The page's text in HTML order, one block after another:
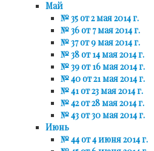
Май
№ 35 от 2 мая 2014 г.
№ 36 от 7 мая 2014 г.
№ 37 от 9 мая 2014 г.
№ 38 от 14 мая 2014 г.
№ 39 от 16 мая 2014 г.
№ 40 от 21 мая 2014 г.
№ 41 от 23 мая 2014 г.
№ 42 от 28 мая 2014 г.
№ 43 от 30 мая 2014 г.
Июнь
№ 44 от 4 июня 2014 г.